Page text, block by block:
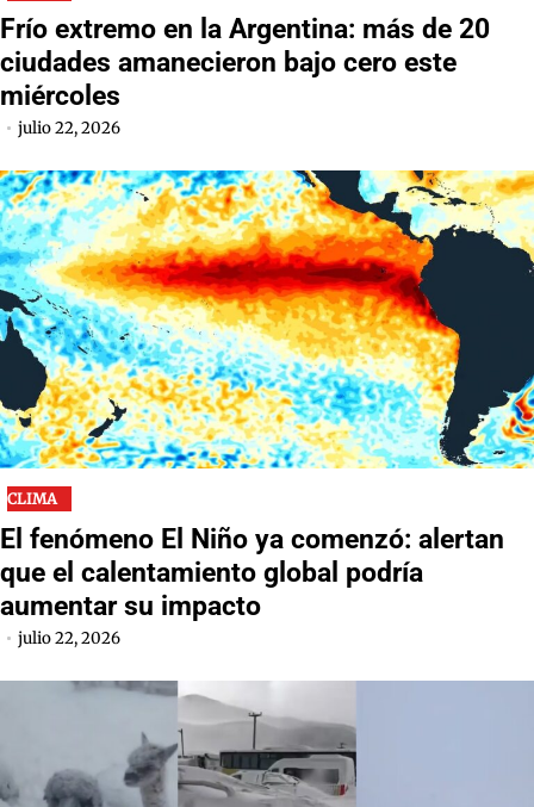
Frío extremo en la Argentina: más de 20
ciudades amanecieron bajo cero este
miércoles
julio 22, 2026
CLIMA
El fenómeno El Niño ya comenzó: alertan
que el calentamiento global podría
aumentar su impacto
julio 22, 2026